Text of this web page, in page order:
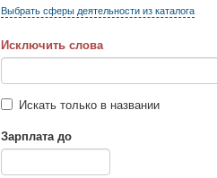
Выбрать сферы деятельности из каталога
Исключить слова
Искать только в названии
Зарплата до